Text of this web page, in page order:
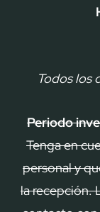
Todos los
Periodo
Tenga en
personal y
la recepción.